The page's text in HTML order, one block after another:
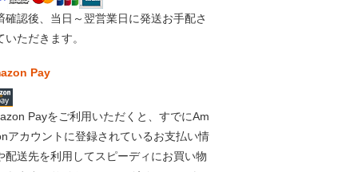
確認後、当日～翌営業日に発送お手配さ
いただきます。
Pay
Payをご利用いただくと、すでにAm
アカウントに登録されているお支払い情
配送先を利用してスピーディにお買い物